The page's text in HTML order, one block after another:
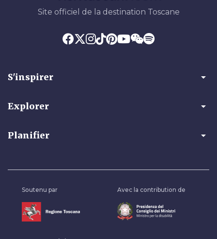
Site officiel de la destination Toscane
S'inspirer arrow_drop_down
Explorer arrow_drop_down
Planifier arrow_drop_down
Soutenu par Avec la contribution de